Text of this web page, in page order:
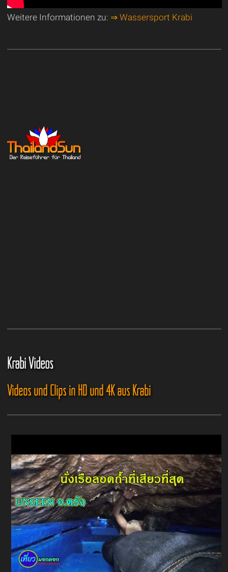
Weitere Informationen zu: ⇒ Wassersport Krabi
Krabi Videos
Videos und Clips in HD und 4K aus Krabi